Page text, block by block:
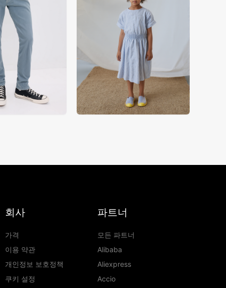
회사
가격
이용 약관
개인정보 보호정책
쿠키 설정
파트너
모든 파트너
Alibaba
Aliexpress
Accio